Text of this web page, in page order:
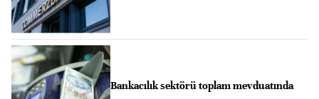
Bankacılık sektörü toplam mevduatında